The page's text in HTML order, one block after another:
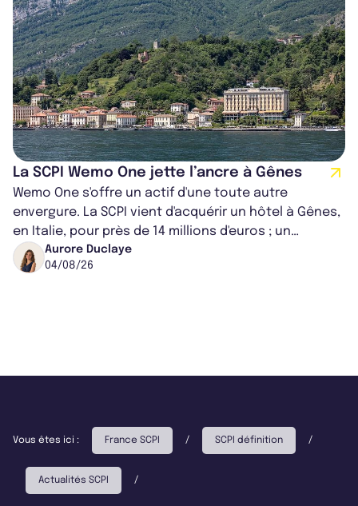
La SCPI Wemo One jette l’ancre à Gênes
Wemo One s'offre un actif d'une toute autre
envergure. La SCPI vient d'acquérir un hôtel à Gênes,
en Italie, pour près de 14 millions d'euros ; un
montant qui fait entorse avec ses...
Aurore Duclaye
04/08/26
Vous êtes ici : France SCPI / SCPI définition /
Actualités SCPI /